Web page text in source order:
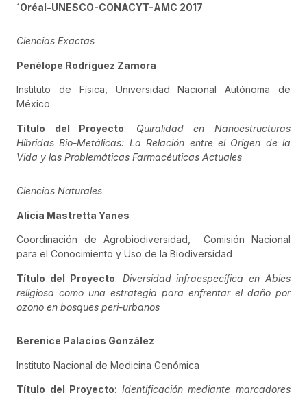
´Oréal-UNESCO-CONACYT-AMC 2017
Ciencias Exactas
Penélope Rodríguez Zamora
Instituto de Física, Universidad Nacional Autónoma de
México
Título del Proyecto: Quiralidad en Nanoestructuras
Híbridas Bio-Metálicas: La Relación entre el Origen de la
Vida y las Problemáticas Farmacéuticas Actuales
Ciencias Naturales
Alicia Mastretta Yanes
Coordinación de Agrobiodiversidad, Comisión Nacional
para el Conocimiento y Uso de la Biodiversidad
Título del Proyecto: Diversidad infraespecífica en Abies
religiosa como una estrategia para enfrentar el daño por
ozono en bosques peri-urbanos
Berenice Palacios González
Instituto Nacional de Medicina Genómica
Título del Proyecto: Identificación mediante marcadores